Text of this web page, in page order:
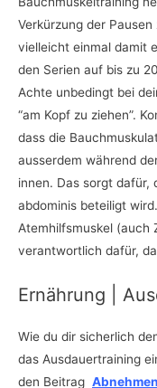
Verkürzung der
vielleicht einmal damit
den Serien auf bis zu
Achte unbedingt bei
“am Kopf zu ziehen”.
dass die
ausserdem während
innen. Das sorgt dafür,
abdominis beteiligt
Atemhilfsmuskel (auch
verantwortlich dafür,
Ernährung |
Wie du dir sicherlich
das Ausdauertraining
den Beitrag